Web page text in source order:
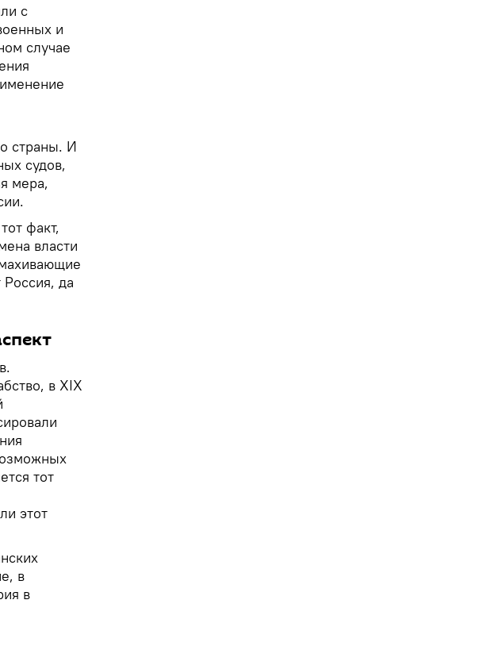
с
и
случае
страны. И
судов,
мера,
факт,
власти
да
в XIX
тот
этот
в
в